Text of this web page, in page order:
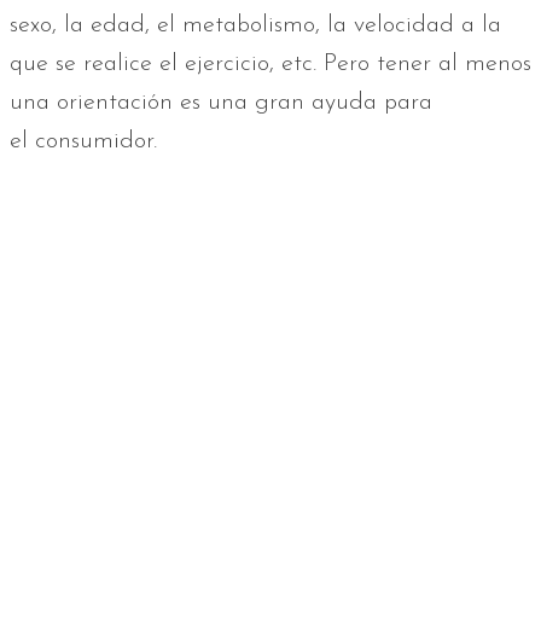
sexo, la edad, el metabolismo, la velocidad a la
que se realice el ejercicio, etc. Pero tener al menos
una orientación es una gran ayuda para
el consumidor.